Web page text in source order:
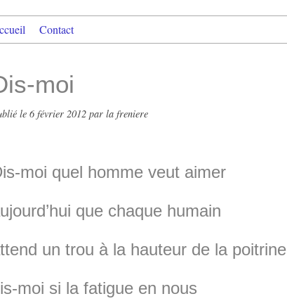
Contact
moi
le 6 février 2012 par la freniere
moi quel homme veut aimer
que chaque humain
un trou à la hauteur de la poitrine
moi si la fatigue en nous